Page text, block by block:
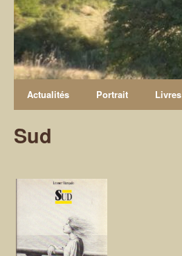
Actualités Portrait Livres
Sud